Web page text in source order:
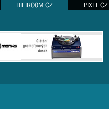
HIFIROOM.CZ PIXEL.CZ